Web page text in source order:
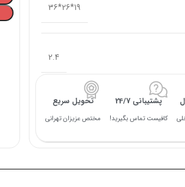
19*26*36
2.4
پشتیبانی 24/7
کافیست تماس بگیرید!
تحویل سریع
مختص عزیزان تهرانی